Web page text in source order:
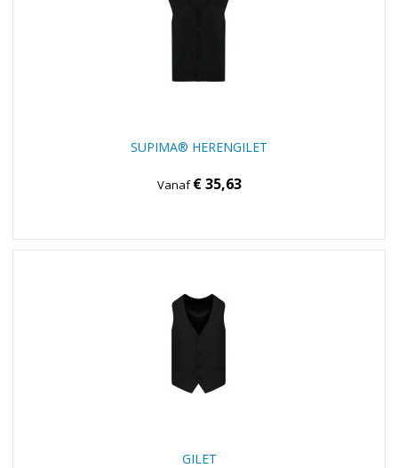
SUPIMA® HERENGILET
Vanaf€ 35,63
GILET